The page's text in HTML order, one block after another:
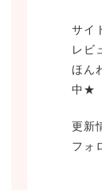
サイ
レビ
ほん
中★
更新
フォ